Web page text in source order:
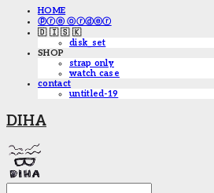
HOME
ⓟⓡⓔ ⓞⓡⓓⓔⓡ
🇩 🇮 🇸 🇰
disk_set
SHOP
strap only
watch case
contact
untitled-19
DIHA